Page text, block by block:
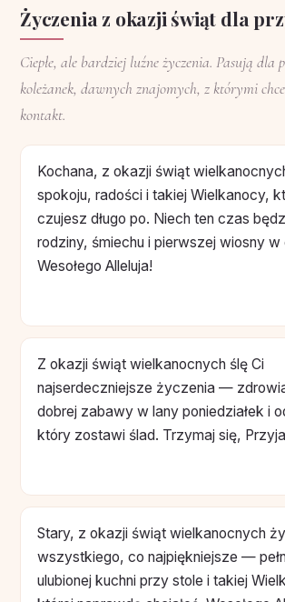
Życzenia z okazji świąt dla
Ciepłe, ale bardziej luźne życzenia. Pasują dla
koleżanek, dawnych znajomych, z którymi
kontakt.
Kochana, z okazji świąt
spokoju, radości i takiej Wielkanocy,
czujesz długo po. Niech ten czas
rodziny, śmiechu i pierwszej wiosny w
Wesołego Alleluja!
Z okazji świąt wielkanocnych ślę Ci
najserdeczniejsze życzenia —
dobrej zabawy w lany poniedziałek i
który zostawi ślad. Trzymaj się,
Stary, z okazji świąt wielkanocnych
wszystkiego, co najpiękniejsze —
ulubionej kuchni przy stole i takiej